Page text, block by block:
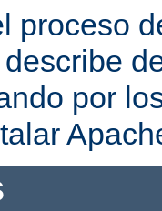
proceso
por